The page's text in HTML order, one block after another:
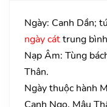
Ngày: Canh Dần;
ngày cáttrung
Nạp Âm: Tùng
Thân.
Ngày thuộc hành